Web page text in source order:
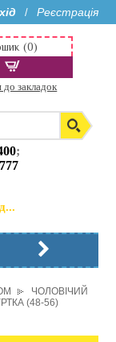
/ Реєстрація
;
(0)
до закладок
ЧОЛОВІЧИЙ
(48-56)